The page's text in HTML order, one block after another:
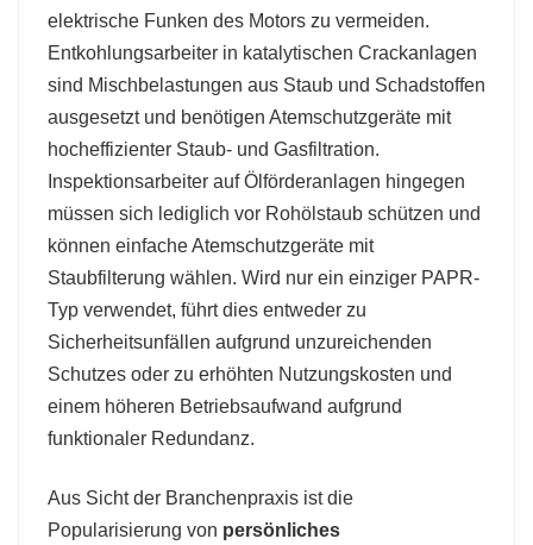
elektrische Funken des Motors zu vermeiden.
Entkohlungsarbeiter in katalytischen Crackanlagen
sind Mischbelastungen aus Staub und Schadstoffen
ausgesetzt und benötigen Atemschutzgeräte mit
hocheffizienter Staub- und Gasfiltration.
Inspektionsarbeiter auf Ölförderanlagen hingegen
müssen sich lediglich vor Rohölstaub schützen und
können einfache Atemschutzgeräte mit
Staubfilterung wählen. Wird nur ein einziger PAPR-
Typ verwendet, führt dies entweder zu
Sicherheitsunfällen aufgrund unzureichenden
Schutzes oder zu erhöhten Nutzungskosten und
einem höheren Betriebsaufwand aufgrund
funktionaler Redundanz.
Aus Sicht der Branchenpraxis ist die
Popularisierung von persönliches